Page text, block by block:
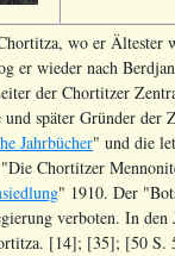
wo er Ältester
er wieder nach
der Chortitzer
und später Gründer der
Jahrbücher" und die
"Die Chortitzer
" 1910. Der
verboten. In
[14]; [35]; [50